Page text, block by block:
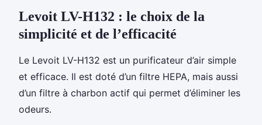
Levoit LV-H132 : le choix de la
simplicité et de l’efficacité
Le Levoit LV-H132 est un purificateur d’air simple
et efficace. Il est doté d’un filtre HEPA, mais aussi
d’un filtre à charbon actif qui permet d’éliminer les
odeurs.